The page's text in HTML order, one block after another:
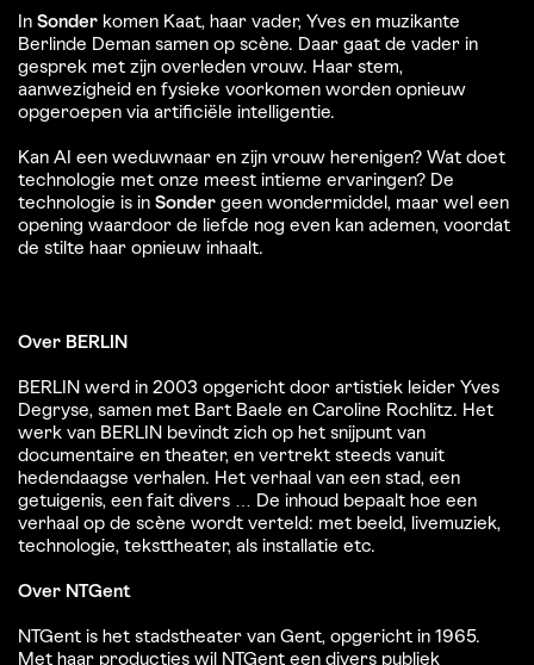
In Sonder komen Kaat, haar vader, Yves en muzikante
Berlinde Deman samen op scène. Daar gaat de vader in
gesprek met zijn overleden vrouw. Haar stem,
aanwezigheid en fysieke voorkomen worden opnieuw
opgeroepen via artificiële intelligentie.
Kan AI een weduwnaar en zijn vrouw herenigen? Wat doet
technologie met onze meest intieme ervaringen? De
technologie is in Sonder geen wondermiddel, maar wel een
opening waardoor de liefde nog even kan ademen, voordat
de stilte haar opnieuw inhaalt.
Over BERLIN
BERLIN werd in 2003 opgericht door artistiek leider Yves
Degryse, samen met Bart Baele en Caroline Rochlitz. Het
werk van BERLIN bevindt zich op het snijpunt van
documentaire en theater, en vertrekt steeds vanuit
hedendaagse verhalen. Het verhaal van een stad, een
getuigenis, een fait divers … De inhoud bepaalt hoe een
verhaal op de scène wordt verteld: met beeld, livemuziek,
technologie, teksttheater, als installatie etc.
Over NTGent
NTGent is het stadstheater van Gent, opgericht in 1965.
Met haar producties wil NTGent een divers publiek